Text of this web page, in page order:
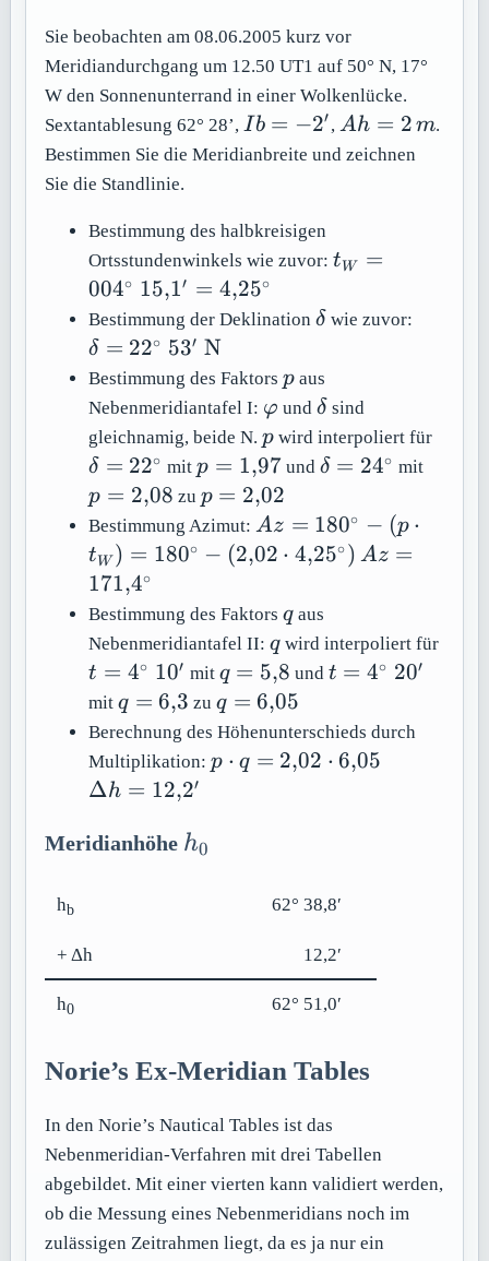
Sie beobachten am 08.06.2005 kurz vor
Meridiandurchgang um 12.50 UT1 auf 50° N, 17°
W den Sonnenunterrand in einer Wolkenlücke.
Sextantablesung 62° 28’, Ib
=
Ib = −2′, Ah
=
Ah = 2 m.
Bestimmen Sie die Meridianbreite und zeichnen
Sie die Standlinie.
Bestimmung des halbkreisigen
Ortsstundenwinkels wie zuvor:t_W =
15{,}1' =
tW
=
004∘ 15,1′ = 4,25∘
Bestimmung der Deklination\delta
δ wie zuvor:
δ = 22∘ 53′ N
Bestimmung des Faktorsp
p aus
Nebenmeridiantafel I: \varphi
φ und\delta
δ sind
gleichnamig, beide N.p
p wird interpoliert für
δ = 22∘ mitp =
1{,}97
p = 1,97 und \delta
24^\circ
δ = 24∘ mitp =
p = 2,08 zu p =
2{,}02
p = 2,02
Bestimmung Azimut:Az =
180^\circ -
t_W) =
180^\circ -
(2{,}02
\cdot
4{,}25^\circ)
Az = 180∘ − (p ⋅
tW ) = 180∘ − (2,02 ⋅ 4,25∘) Az =
Az =
171,4∘
Bestimmung des Faktorsq
qaus
Nebenmeridiantafel II:q
qwird interpoliert fürt =
t = 4∘ 10′ mit q =
5{,}8
q = 5,8 und t =
20'
t = 4∘ 20′
mitq =
6{,}3
q = 6,3 zuq =
6{,}05
q = 6,05
Berechnung des Höhenunterschieds durch
Multiplikation:p
p ⋅ q = 2,02 ⋅ 6,05
Δh = 12,2′
Meridianhöhe h_0
h0
hb 62° 38,8′
+ Δh 12,2′
h0 62° 51,0′
Norie’s Ex-Meridian Tables
In den Norie’s Nautical Tables ist das
Nebenmeridian-Verfahren mit drei Tabellen
abgebildet. Mit einer vierten kann validiert werden,
ob die Messung eines Nebenmeridians noch im
zulässigen Zeitrahmen liegt, da es ja nur ein